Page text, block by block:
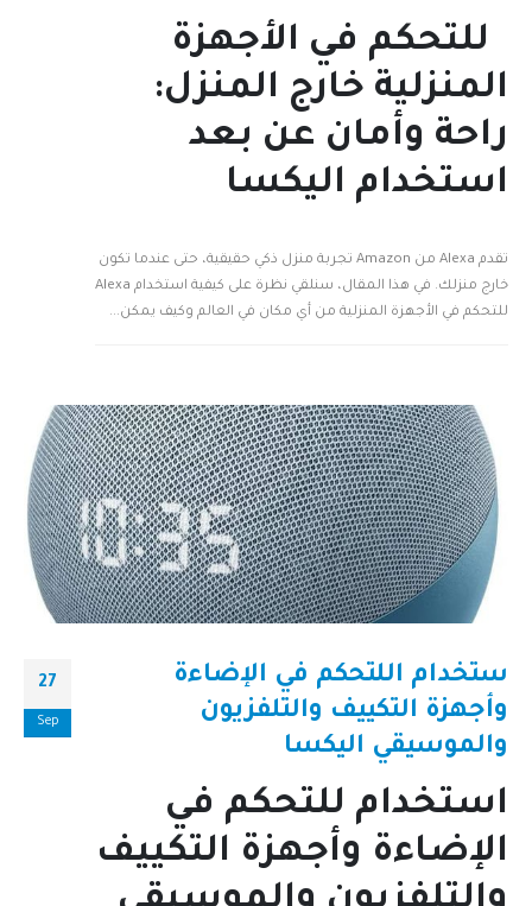
للتحكم في الأجهزة
المنزلية خارج المنزل:
راحة وأمان عن بعد
استخدام اليكسا
تقدم Alexa من Amazon تجربة منزل ذكي حقيقية، حتى عندما تكون
خارج منزلك. في هذا المقال، سنلقي نظرة على كيفية استخدام Alexa
للتحكم في الأجهزة المنزلية من أي مكان في العالم وكيف يمكن...
27
Sep
ستخدام اللتحكم في الإضاءة
وأجهزة التكييف والتلفزيون
والموسيقي اليكسا
استخدام للتحكم في
الإضاءة وأجهزة التكييف